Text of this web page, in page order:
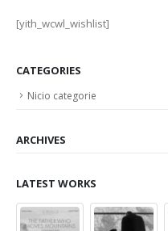
[yith_wcwl_wishlist]
CATEGORIES
Nicio categorie
ARCHIVES
LATEST WORKS